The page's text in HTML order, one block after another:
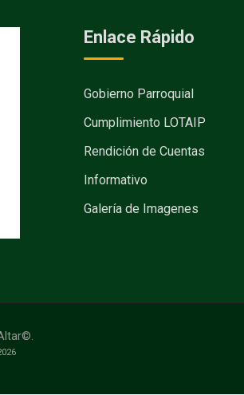
Enlace Rápido
Gobierno Parroquial
Cumplimiento LOTAIP
Rendición de Cuentas
Informativo
Galería de Imagenes